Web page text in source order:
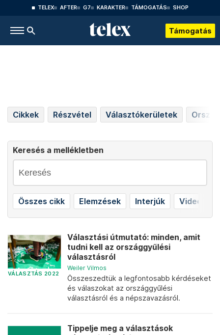
TELEX AFTER G7 KARAKTER TÁMOGATÁS SHOP
Támogatás
Cikkek Részvétel Választókerületek
Keresés a mellékletben
Összes cikk Elemzések Interjúk Videók
VÁLASZTÁS 2022
Választási útmutató: minden, amit
tudni kell az országgyűlési
választásról
Weiler Vilmos
Összeszedtük a legfontosabb kérdéseket
és válaszokat az országgyűlési
választásról és a népszavazásról.
Tippelje meg a választások